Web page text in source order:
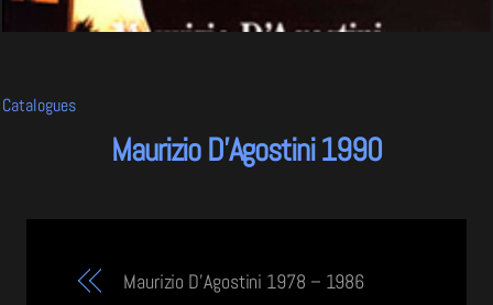
Catalogues
Maurizio D’Agostini 1990
Maurizio D’Agostini 1978 – 1986